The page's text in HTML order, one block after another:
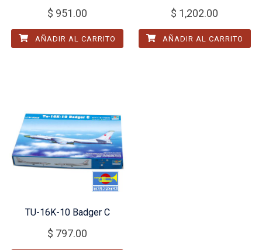
$ 951.00
AÑADIR AL CARRITO
$ 1,202.00
AÑADIR AL CARRITO
TU-16K-10 Badger C
$ 797.00